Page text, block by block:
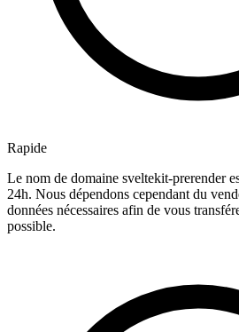
Rapide
Le nom de domaine sveltekit-prerender
24h. Nous dépendons cependant du
données nécessaires afin de vous
possible.